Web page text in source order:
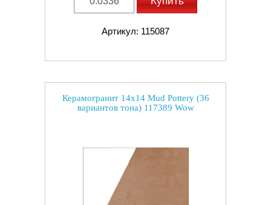
Артикул: 115087
Керамогранит 14x14 Mud Pottery (36
вариантов тона) 117389 Wow